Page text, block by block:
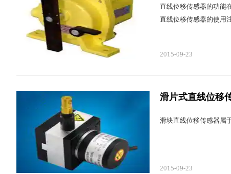
直线位移传感器的功能
直线位移传感器的使用
2015-09-23
滑片式直线位移
滑块直线位移传感器属
2015-09-23